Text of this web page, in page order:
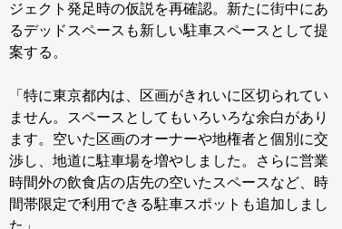
ジェクト発足時の仮説を再確認。新たに街中にあ
るデッドスペースも新しい駐車スペースとして提
案する。
「特に東京都内は、区画がきれいに区切られてい
ません。スペースとしてもいろいろな余白があり
ます。空いた区画のオーナーや地権者と個別に交
渉し、地道に駐車場を増やしました。さらに営業
時間外の飲食店の店先の空いたスペースなど、時
間帯限定で利用できる駐車スポットも追加しまし